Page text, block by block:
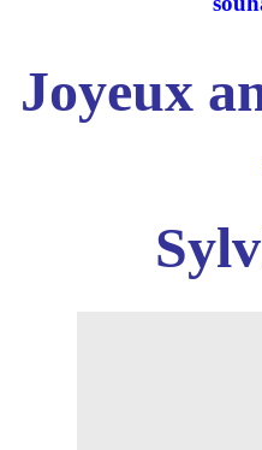
Joyeux